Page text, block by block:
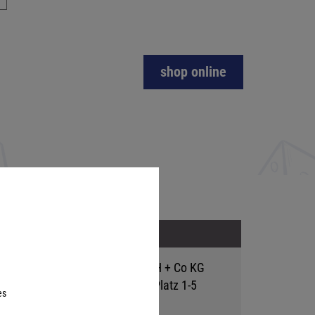
shop online
Hutter Trade GmbH + Co KG
Bgm.-Landmann-Platz 1-5